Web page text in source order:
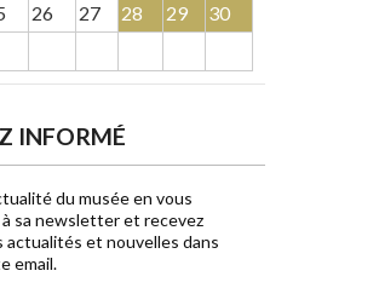
26 27 28 29
30
INFORMÉ
du musée en vous
sa newsletter et recevez
actualités et nouvelles dans
email.